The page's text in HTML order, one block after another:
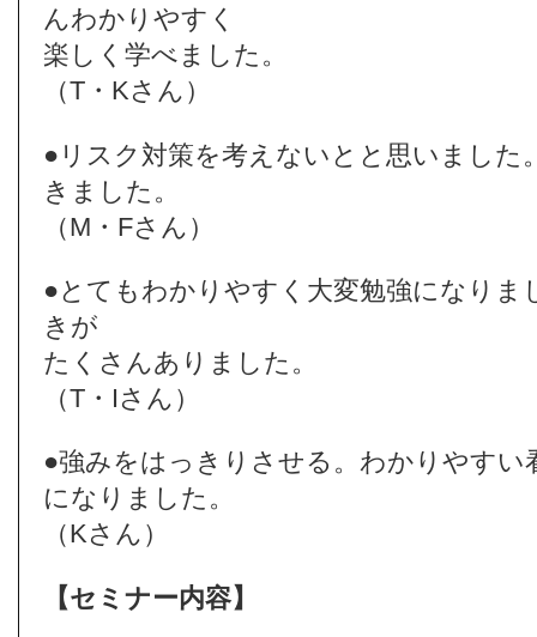
んわかりやすく
楽しく学べました。
（T・Kさん）
●リスク対策を考えないとと思いました
きました。
（M・Fさん）
●とてもわかりやすく大変勉強になりま
きが
たくさんありました。
（T・Iさん）
●強みをはっきりさせる。わかりやすい
になりました。
（Kさん）
【セミナー内容】